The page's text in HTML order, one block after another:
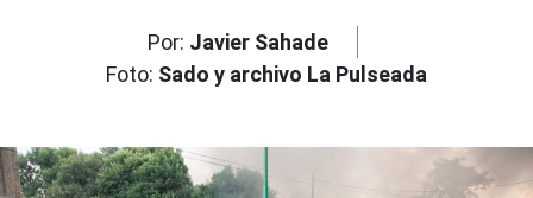
Por: Javier Sahade
Foto: Sado y archivo La Pulseada